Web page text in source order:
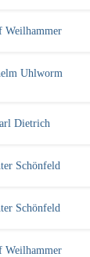
Weilhammer
Uhlworm
Dietrich
Schönfeld
Schönfeld
Weilhammer